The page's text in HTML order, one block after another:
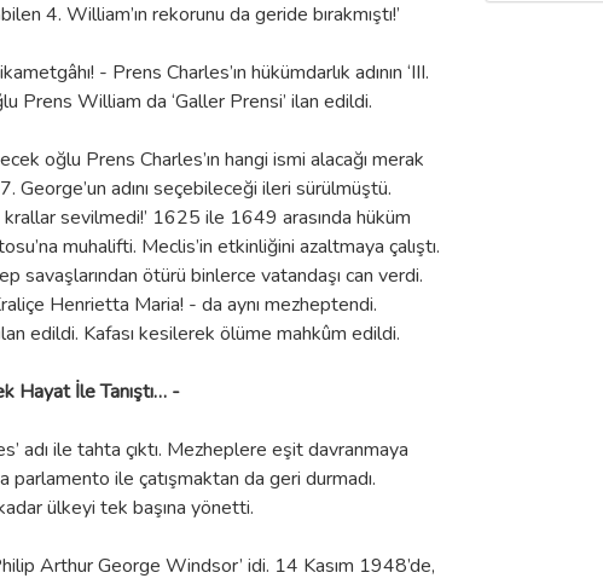
4. William’ın rekorunu da geride bırakmıştı!’
- Prens Charles’ın hükümdarlık adının ‘III.
Prens William da ‘Galler Prensi’ ilan edildi.
oğlu Prens Charles’ın hangi ismi alacağı merak
adını seçebileceği ileri sürülmüştü.
krallar sevilmedi!’ 1625 ile 1649 arasında hüküm
muhalifti. Meclis’in etkinliğini azaltmaya çalıştı.
savaşlarından ötürü binlerce vatandaşı can verdi.
Henrietta Maria! - da aynı mezheptendi.
edildi. Kafası kesilerek ölüme mahkûm edildi.
Hayat İle Tanıştı… -
adı ile tahta çıktı. Mezheplere eşit davranmaya
parlamento ile çatışmaktan da geri durmadı.
ülkeyi tek başına yönetti.
Arthur George Windsor’ idi. 14 Kasım 1948’de,